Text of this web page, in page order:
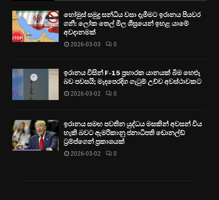
හෝමුස් සමුද්‍ර සන්ධිය වසා දැමීමට ඉරානය පියවර
ගනී: ලෝක තෙල් මිල ශීඝ්‍රයෙන් ඉහළ යාමේ
අවදානමක්
2026-03-03 0
ඉරානය විසින් F-15 ප්‍රහාරක යානයක් බිම හෙළූ
බව පවසයි; මැදපෙරදිග ගැටුම් උච්ච අවස්ථාවකට
2026-03-02 0
ඉරානය සමඟ පවතින යුද්ධය මසකින් අවසන් විය
හැකි බවට ඇමරිකානු ජනාධිපති ඩොනල්ඩ්
ට්‍රම්ප්ගෙන් ප්‍රකාශයක්
2026-03-02 0